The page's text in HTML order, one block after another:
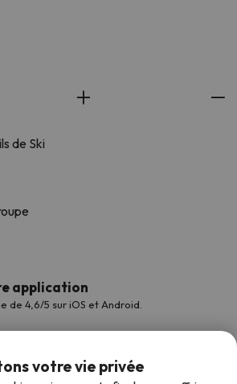
de Ski
application
de 4,6/5 sur iOS et Android.
votre vie privée